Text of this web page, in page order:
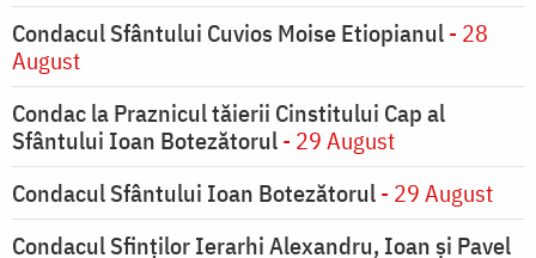
Condacul Sfântului Cuvios Moise Etiopianul- 28
August
Condac la Praznicul tăierii Cinstitului Cap al
Sfântului Ioan Botezătorul- 29 August
Condacul Sfântului Ioan Botezătorul- 29 August
Condacul Sfinţilor Ierarhi Alexandru, Ioan şi Pavel